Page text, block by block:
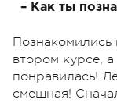
– Как ты
Познакомились
втором курсе,
понравилась!
смешная!